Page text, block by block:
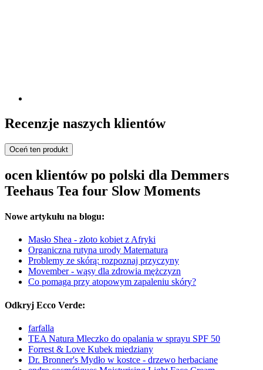
Recenzje naszych klientów
Oceń ten produkt
ocen klientów po polski dla Demmers
Teehaus Tea four Slow Moments
Nowe artykułu na blogu:
Masło Shea - złoto kobiet z Afryki
Organiczna rutyna urody Maternatura
Problemy ze skórą: rozpoznaj przyczyny
Movember - wąsy dla zdrowia mężczyzn
Co pomaga przy atopowym zapaleniu skóry?
Odkryj Ecco Verde:
farfalla
TEA Natura Mleczko do opalania w sprayu SPF 50
Forrest & Love Kubek miedziany
Dr. Bronner's Mydło w kostce - drzewo herbaciane